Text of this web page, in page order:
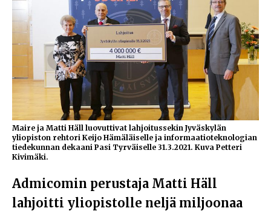
Maire ja Matti Häll luovuttivat lahjoitussekin Jyväskylän
yliopiston rehtori Keijo Hämäläiselle ja informaatioteknologian
tiedekunnan dekaani Pasi Tyrväiselle 31.3.2021. Kuva Petteri
Kivimäki.
Admicomin perustaja Matti Häll
lahjoitti yliopistolle neljä miljoonaa